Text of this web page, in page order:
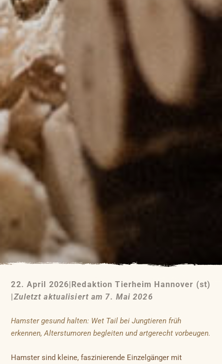
22. April 2026|Redaktion Tierheim Hannover (st)
|Zuletzt aktualisiert am 7. Mai 2026
Hamster gesund halten: Wet Tail bei Jungtieren früh
erkennen, Alterstumoren begleiten und artgerecht vorbeugen.
Hamster sind kleine, faszinierende Einzelgänger mit